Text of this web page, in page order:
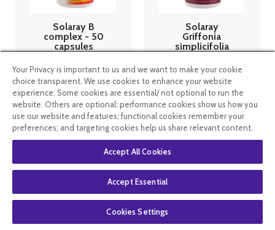
Solaray B
complex - 50
capsules
11.49€8.62€
En stock
Solaray
Griffonia
simplicifolia
32.49€
En stock
Your Privacy is important to us and we want to make your cookie
choice transparent. We use cookies to enhance your website
experience. Some cookies are essential/ not optional to run the
website. Others are optional: performance cookies show us how you
use our website and features; functional cookies remember your
preferences; and targeting cookies help us share relevant content.
Accept All Cookies
Accept Essential
Cookies Settings